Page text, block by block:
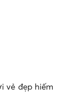
vẻ đẹp hiếm